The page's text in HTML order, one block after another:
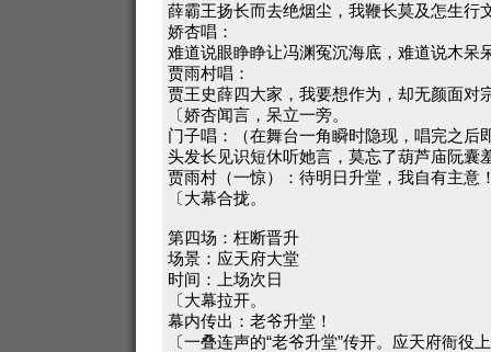
薛霸王扬长而去绝烟尘，我鞭长莫及怎生行
娇杏唱：
难道说眼睁睁让冯渊冤沉海底，难道说木呆
贾雨村唱：
贾王史薛四大家，我要想作为，却无颜面对
〔娇杏闻言，呆立一旁。
门子唱：（在舞台一角瞬时隐现，唱完之后
头发长见识短休听她言，莫忘了葫芦庙阮囊
贾雨村（一惊）：待明日升堂，我自有主意
〔大幕合拢。
第四场：枉断晋升
场景：应天府大堂
时间：上场次日
〔大幕拉开。
幕内传出：老爷升堂！
〔一叠连声的“老爷升堂”传开。应天府衙役